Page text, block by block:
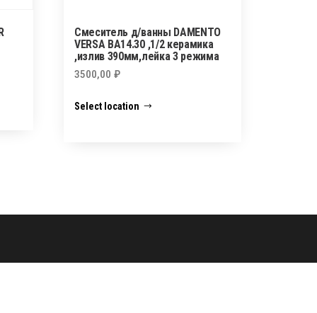
Смеситель д/ванны DAMENTO
VERSA ВА14.30 ,1/2 керамика
,излив 390мм,лейка 3 режима
3500,00₽
Select location